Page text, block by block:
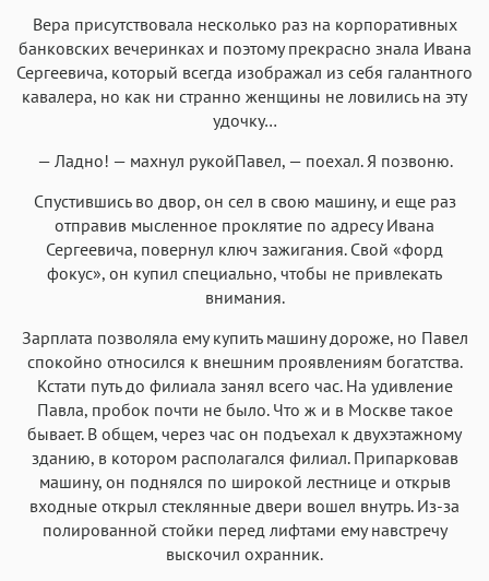
Вера присутствовала несколько раз на корпоративных
банковских вечеринках и поэтому прекрасно знала Ивана
Сергеевича, который всегда изображал из себя галантного
кавалера, но как ни странно женщины не ловились на эту
удочку…
— Ладно! — махнул рукойПавел, — поехал. Я позвоню.
Спустившись во двор, он сел в свою машину, и еще раз
отправив мысленное проклятие по адресу Ивана
Сергеевича, повернул ключ зажигания. Свой «форд
фокус», он купил специально, чтобы не привлекать
внимания.
Зарплата позволяла ему купить машину дороже, но Павел
спокойно относился к внешним проявлениям богатства.
Кстати путь до филиала занял всего час. На удивление
Павла, пробок почти не было. Что ж и в Москве такое
бывает. В общем, через час он подъехал к двухэтажному
зданию, в котором располагался филиал. Припарковав
машину, он поднялся по широкой лестнице и открыв
входные открыл стеклянные двери вошел внутрь. Из-за
полированной стойки перед лифтами ему навстречу
выскочил охранник.